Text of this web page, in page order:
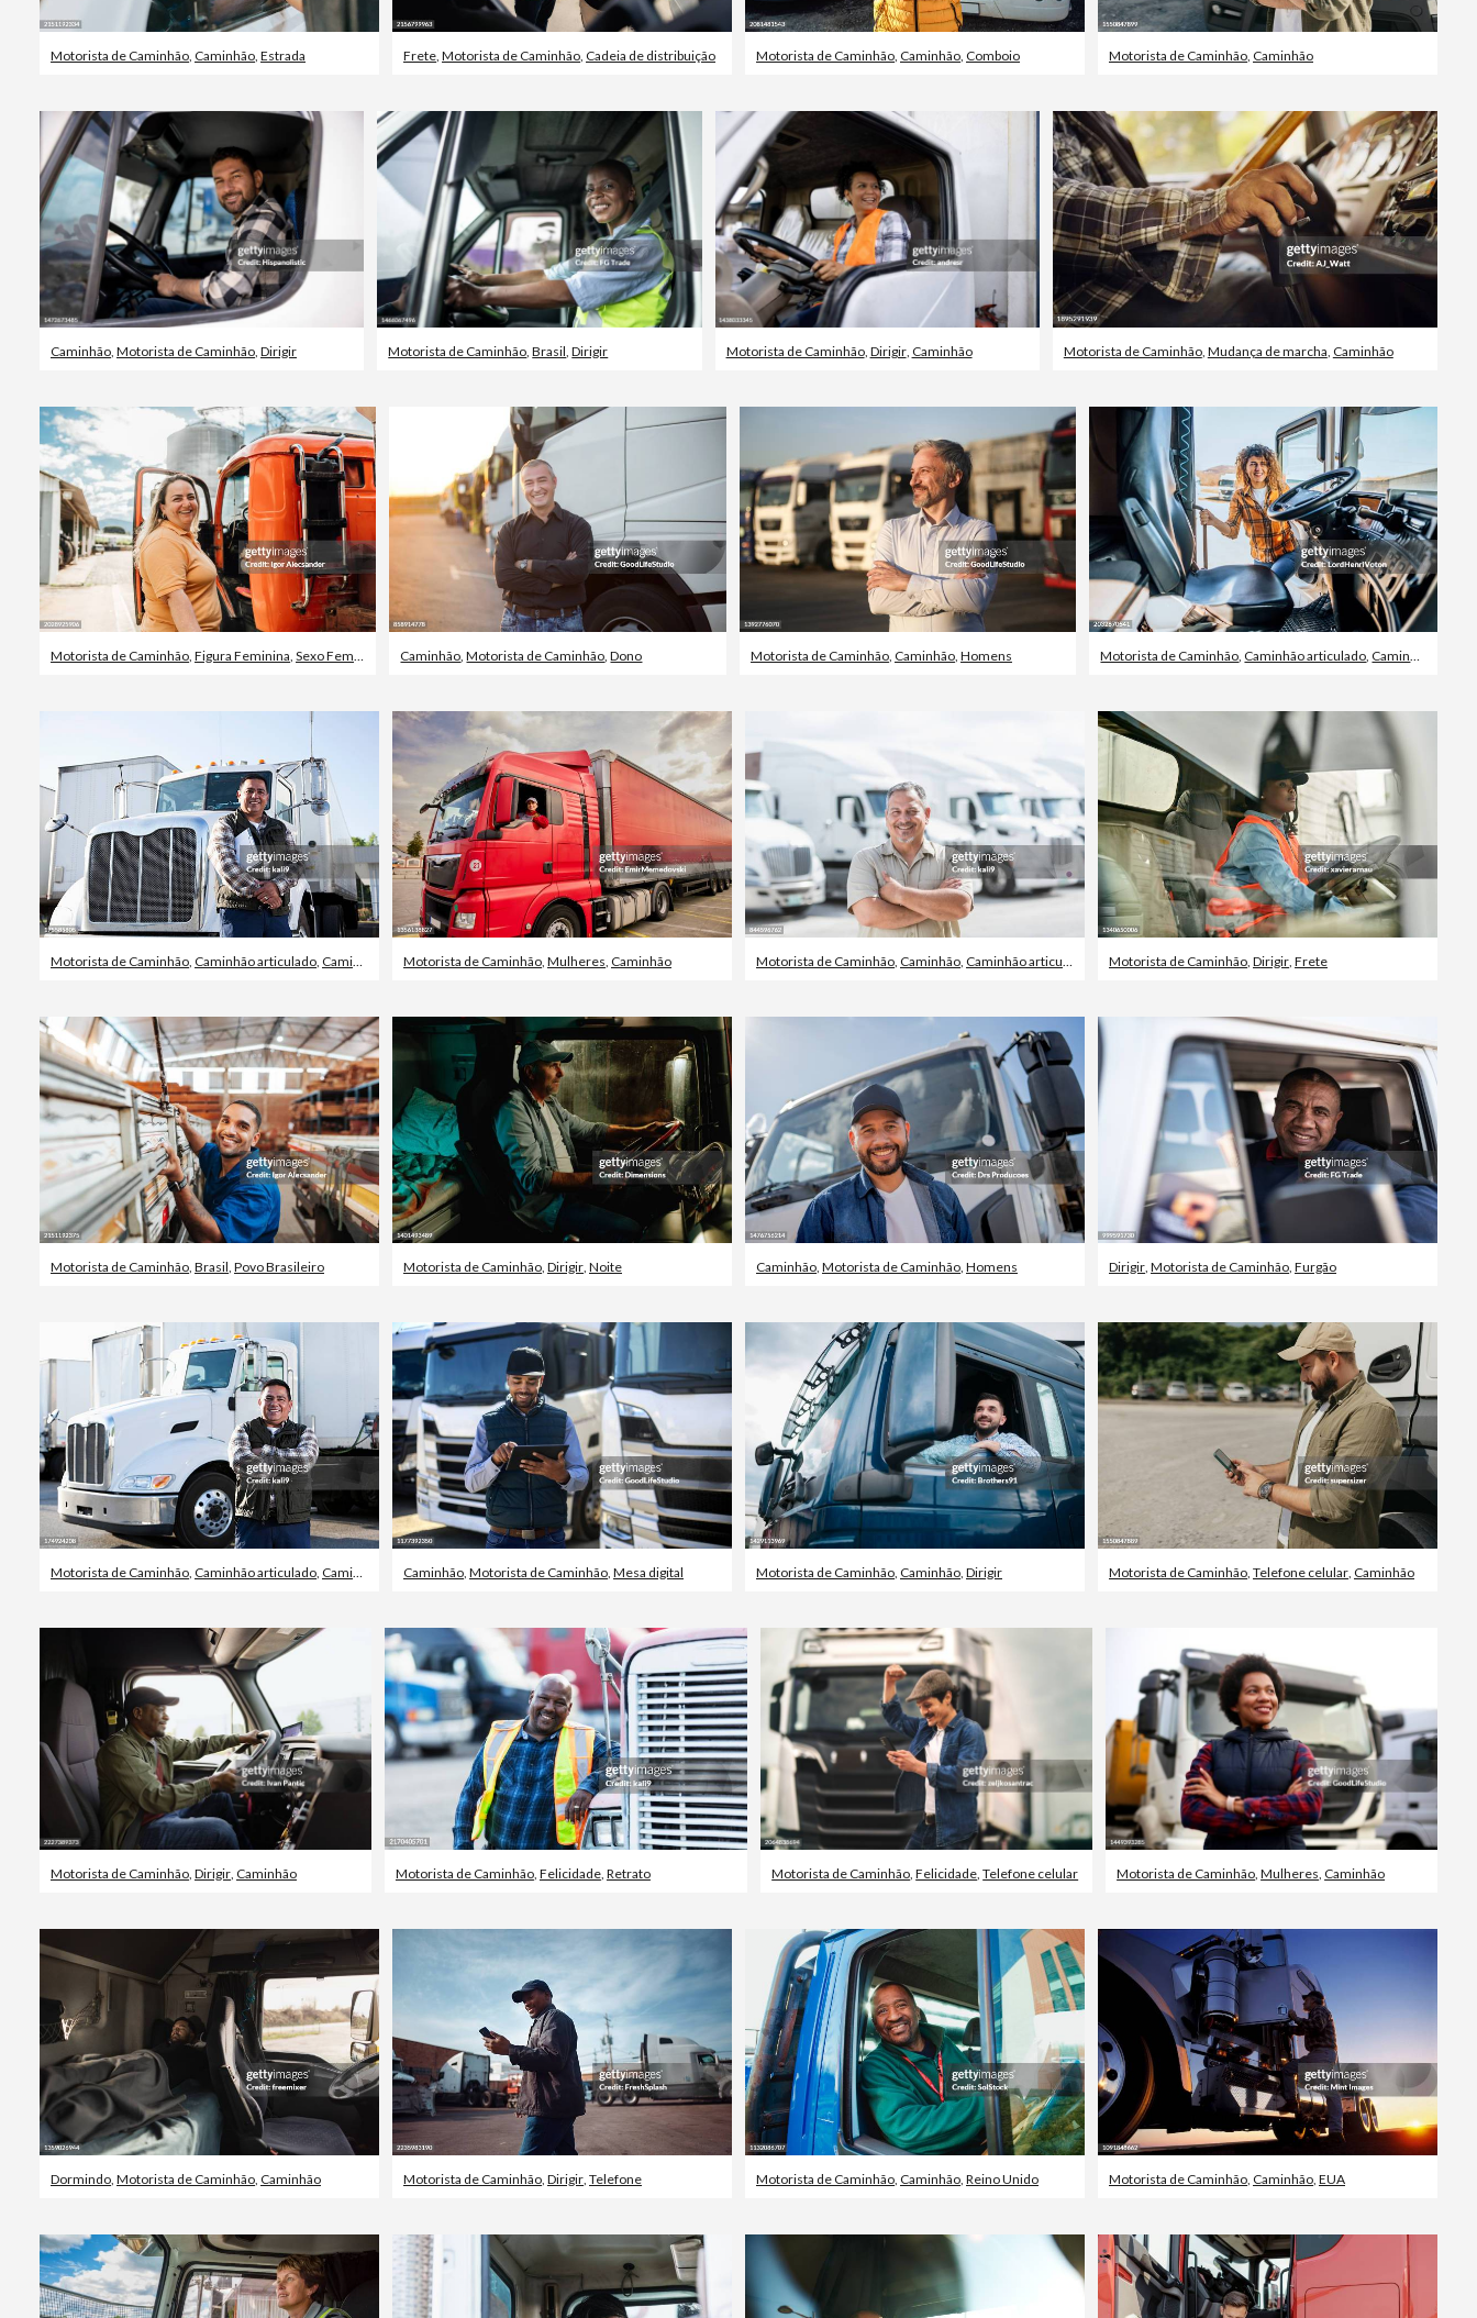
Motorista de Caminhão Caminhão Estrada Frete Motorista de Caminhão Cadeia de distribuição Motorista de Caminhão Caminhão Comboio Motorista de Caminhão Caminhão
Caminhão Motorista de Caminhão Dirigir Motorista de Caminhão ,Brasil ,Dirigir Motorista de Caminhão, Dirigir, Caminhão Motorista de Caminhão, Mudança de marcha Caminhão
Motorista de Caminhão Figura Feminina Sexo Feminino Caminhão ,Motorista de Caminhão ,Dono Motorista de Caminhão, Caminhão, Homens Motorista de Caminhão Caminhão articulado Caminhão
Motorista de Caminhão Caminhão articulado Caminhão Motorista de Caminhão Mulheres Caminhão Motorista de Caminhão Caminhão Caminhão articulado Motorista de Caminhão Dirigir Frete
Motorista de Caminhão Brasil Povo Brasileiro Motorista de Caminhão Dirigir Noite Caminhão Motorista de Caminhão Homens Dirigir Motorista de Caminhão Furgão
Motorista de Caminhão Caminhão articulado Caminhão Caminhão Motorista de Caminhão Mesa digital Motorista de Caminhão Caminhão Dirigir Motorista de Caminhão Telefone celular Caminhão
Motorista de Caminhão Dirigir Caminhão Motorista de Caminhão, Felicidade, Retrato Motorista de Caminhão ,Felicidade ,Telefone celular Motorista de Caminhão ,Mulheres Caminhão
Dormindo Motorista de Caminhão Caminhão Motorista de Caminhão Dirigir Telefone Motorista de Caminhão Caminhão Reino Unido Motorista de Caminhão Caminhão EUA